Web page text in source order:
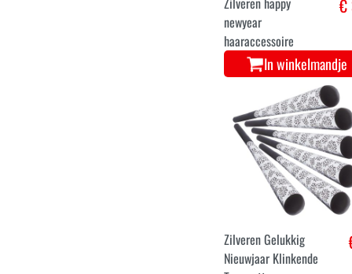
Zilveren happy
newyear
haaraccessoire
€
In winkelmandje